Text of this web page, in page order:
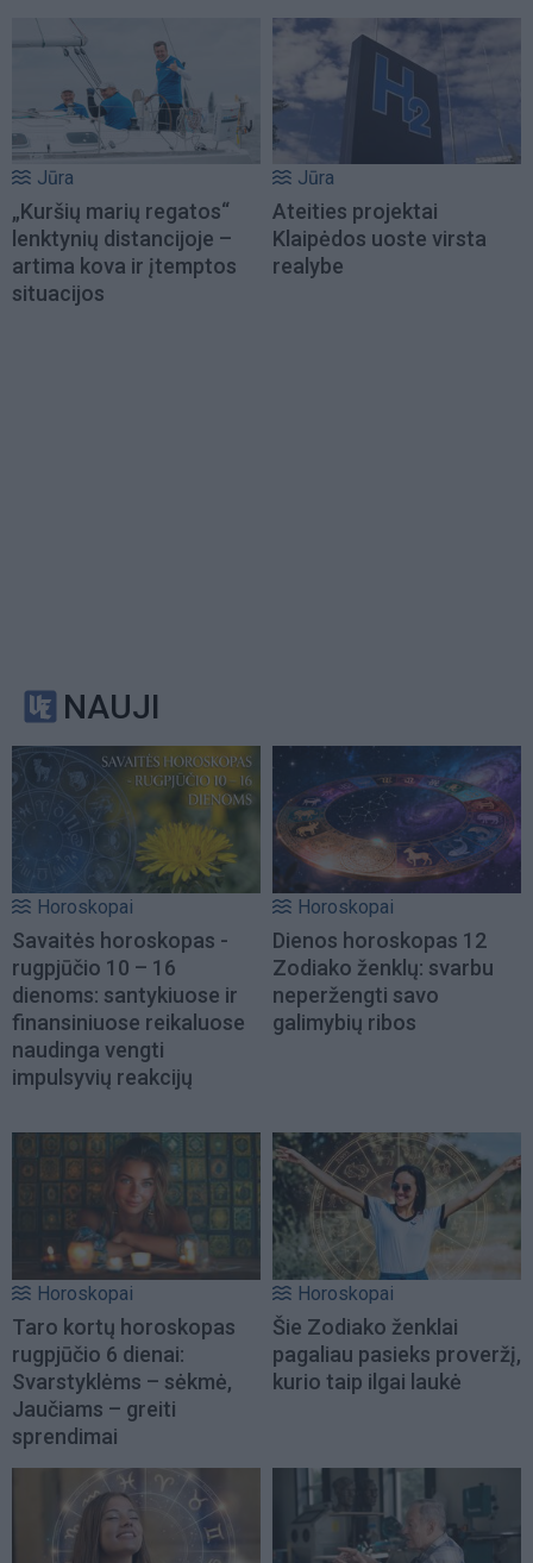
Jūra
„Kuršių marių regatos“
lenktynių distancijoje –
artima kova ir įtemptos
situacijos
Jūra
Ateities projektai
Klaipėdos uoste virsta
realybe
NAUJI
Horoskopai
Savaitės horoskopas -
rugpjūčio 10 – 16
dienoms: santykiuose ir
finansiniuose reikaluose
naudinga vengti
impulsyvių reakcijų
Horoskopai
Dienos horoskopas 12
Zodiako ženklų: svarbu
neperžengti savo
galimybių ribos
Horoskopai
Taro kortų horoskopas
rugpjūčio 6 dienai:
Svarstyklėms – sėkmė,
Jaučiams – greiti
sprendimai
Horoskopai
Šie Zodiako ženklai
pagaliau pasieks proveržį,
kurio taip ilgai laukė